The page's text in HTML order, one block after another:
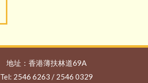
地址：香港薄扶林道69A
Tel: 2546 6263 / 2546 0329